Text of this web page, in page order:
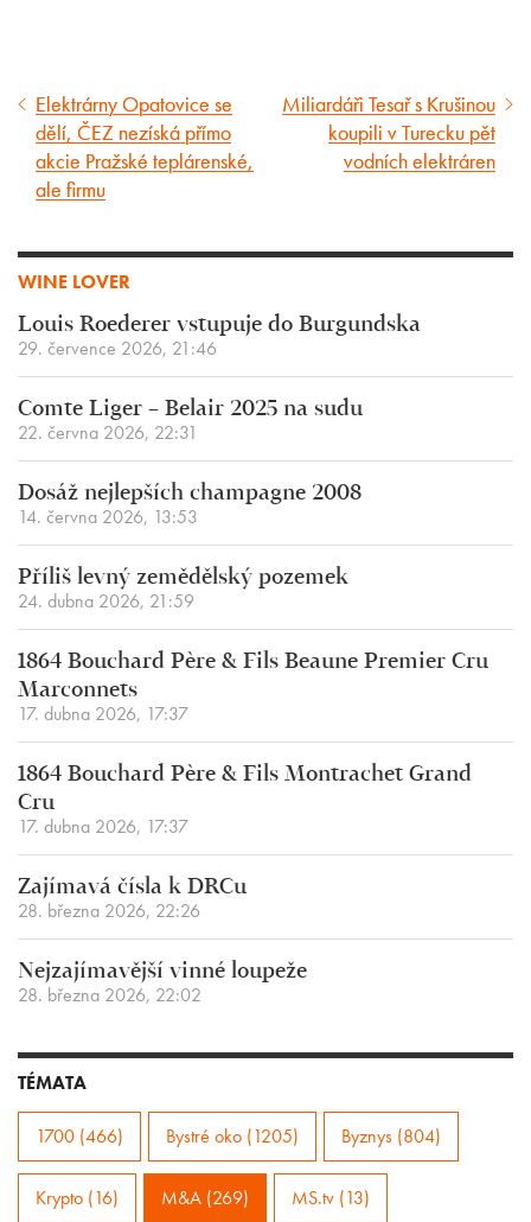
Předcházející
článek
Elektrárny Opatovice se
dělí, ČEZ nezíská přímo
akcie Pražské teplárenské,
ale firmu
Následující
článek
Miliardáři Tesař s Krušinou
koupili v Turecku pět
vodních elektráren
WINE LOVER
Louis Roederer vstupuje do Burgundska
29. července 2026, 21:46
Comte Liger – Belair 2025 na sudu
22. června 2026, 22:31
Dosáž nejlepších champagne 2008
14. června 2026, 13:53
Příliš levný zemědělský pozemek
24. dubna 2026, 21:59
1864 Bouchard Père & Fils Beaune Premier Cru
Marconnets
17. dubna 2026, 17:37
1864 Bouchard Père & Fils Montrachet Grand
Cru
17. dubna 2026, 17:37
Zajímavá čísla k DRCu
28. března 2026, 22:26
Nejzajímavější vinné loupeže
28. března 2026, 22:02
TÉMATA
1700 (466) Bystré oko (1205) Byznys (804)
Krypto (16) M&A (269) MS.tv (13)